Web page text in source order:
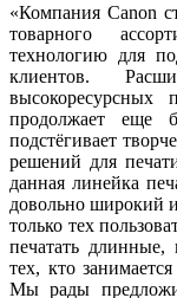
«Компания Canon
товарного
технологию для
клиентов.
высокоресурсных
продолжает еще
подстёгивает
решений для
данная линейка
довольно широкий
только тех
печатать
тех, кто
Мы рады